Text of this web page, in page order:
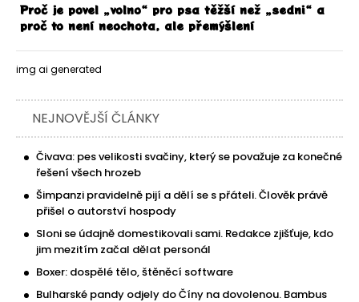
Proč je povel „volno“ pro psa těžší než „sedni“ a
proč to není neochota, ale přemýšlení
img ai generated
NEJNOVĚJŠÍ ČLÁNKY
Čivava: pes velikosti svačiny, který se považuje za konečné
řešení všech hrozeb
Šimpanzi pravidelně pijí a dělí se s přáteli. Člověk právě
přišel o autorství hospody
Sloni se údajně domestikovali sami. Redakce zjišťuje, kdo
jim mezitím začal dělat personál
Boxer: dospělé tělo, štěněcí software
Bulharské pandy odjely do Číny na dovolenou. Bambus